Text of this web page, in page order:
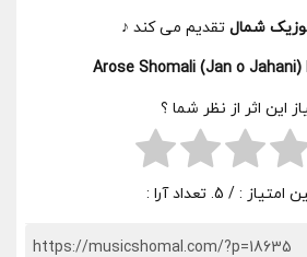
شمال تقدیم می کند ♪
Arose Shomali (Jan o Jahani)
این اثر از نظر شما ؟
امتیاز : / 5. تعداد آرا :